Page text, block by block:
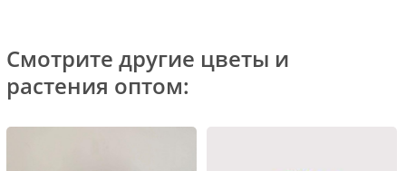
Смотрите другие цветы и
растения оптом: